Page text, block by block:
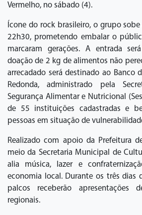
Vermelho, no sábado (4).
Ícone do rock brasileiro, o grupo
22h30, prometendo embalar o
marcaram gerações. A entrada
doação de 2 kg de alimentos não
arrecadado será destinado ao Banco
Redonda, administrado pela
Segurança Alimentar e Nutricional
de 55 instituições cadastradas e
pessoas em situação de
Realizado com apoio da Prefeitura
meio da Secretaria Municipal de
alia música, lazer e
economia local. Durante os três dias
palcos receberão apresentações
regionais.